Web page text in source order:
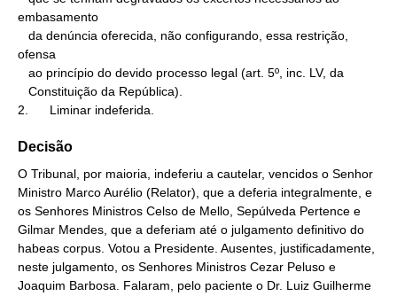
embasamento
ofensa
2.      Liminar indeferida.
Decisão
O Tribunal, por maioria, indeferiu a cautelar, vencidos o Senhor
Ministro Marco Aurélio (Relator), que a deferia integralmente, e
os Senhores Ministros Celso de Mello, Sepúlveda Pertence e
Gilmar Mendes, que a deferiam até o julgamento definitivo do
habeas corpus. Votou a Presidente. Ausentes, justificadamente,
neste julgamento, os Senhores Ministros Cezar Peluso e
Joaquim Barbosa. Falaram, pelo paciente o Dr. Luiz Guilherme